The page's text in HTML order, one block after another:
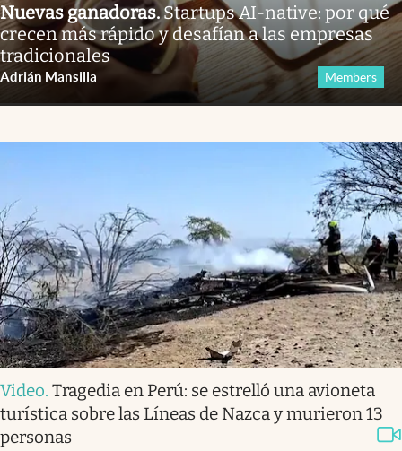
Nuevas ganadoras.Startups AI-native: por qué
crecen más rápido y desafían a las empresas
tradicionales
Adrián Mansilla Members
Video. Tragedia en Perú: se estrelló una avioneta
turística sobre las Líneas de Nazca y murieron 13
personas